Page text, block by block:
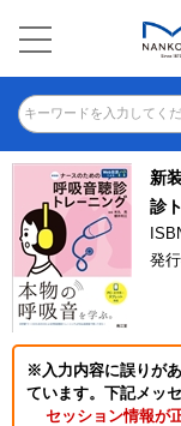
キーワードを入力してく
新
診
発
※入力内容に誤りが
ています。下記メッ
セッション情報が